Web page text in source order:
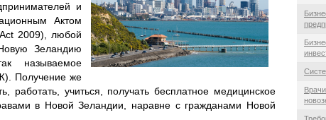
и
Актом
2009), любой
Зеландию
называемое
Получение же
работать, учиться, получать бесплатное медицинское
в Новой Зеландии, наравне с гражданами Новой